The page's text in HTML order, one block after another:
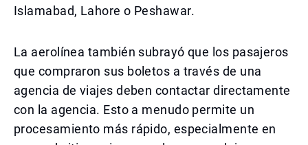
Islamabad, Lahore o Peshawar.
La aerolínea también subrayó que los pasajeros
que compraron sus boletos a través de una
agencia de viajes deben contactar directamente
con la agencia. Esto a menudo permite un
procesamiento más rápido, especialmente en